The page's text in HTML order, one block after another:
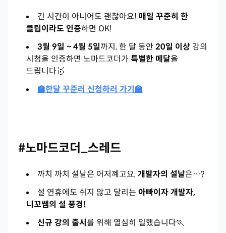
긴 시간이 아니어도 괜찮아요! 매일 꾸준히 한
클립이라도 인증하면 OK!
3월 9일 ~ 4월 5일까지, 한 달 동안 20일 이상 강의
시청을 인증하면 노마드코더가특별한 메달을
드립니다🥇
🏫한달 꾸준러 신청하러 가기🏫
#노마드코더_스레드
까치 까치 설날은 어저꼐고요,개발자의 설날은…?
설 연휴에도 쉬지 않고 달리는 아빠이자 개발자,
니꼬쌤의 설 풍경!
신규 강의 출시 를 위해 열심히 일했습니다🏃